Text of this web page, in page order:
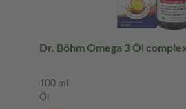
Dr. Böhm Omega 3 Öl
100 ml
Öl